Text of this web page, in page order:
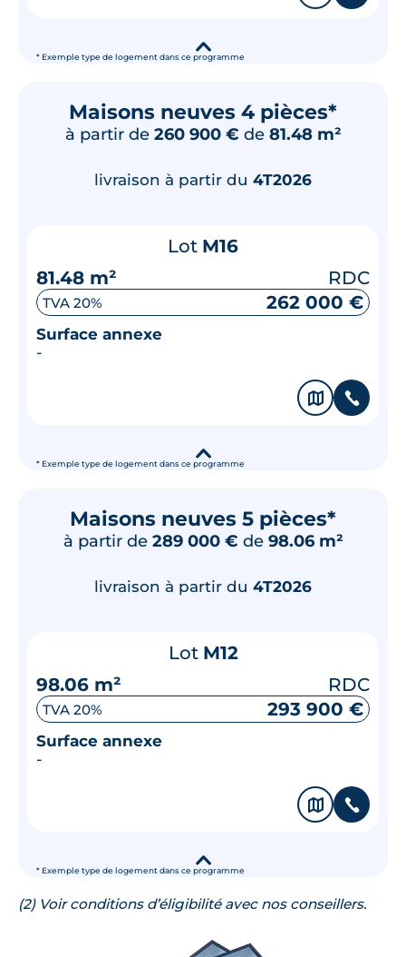
* Exemple type de logement dans ce programme
▾
Maisons neuves 4 pièces*
à partir de 260 900 € de 81.48 m²
* Exemple type de logement dans ce programme
livraison à partir du 4T2026
Lot M16
81.48 m²
RDC
TVA 20% 262 000 €
Surface annexe
-
🗞 📞
▾
Maisons neuves 5 pièces*
à partir de 289 000 € de 98.06 m²
* Exemple type de logement dans ce programme
livraison à partir du 4T2026
Lot M12
98.06 m²
RDC
TVA 20% 293 900 €
Surface annexe
-
🗞 📞
▾
(2) Voir conditions d’éligibilité avec nos conseillers.